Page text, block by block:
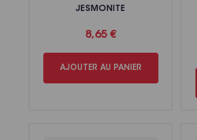
JESMONITE
8,65 €
AJOUTER AU PANIER